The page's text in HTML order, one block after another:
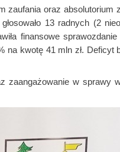
oraz
13 radnych (2
finansowe
kwotę 41 mln zł.
zaangażowanie w sprawy